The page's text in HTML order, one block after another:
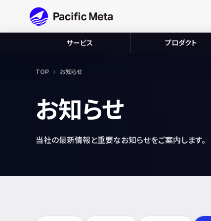
サービス プロダクト
TOP お知らせ
お知らせ
当社の最新情報と重要なお知らせをご案内します。